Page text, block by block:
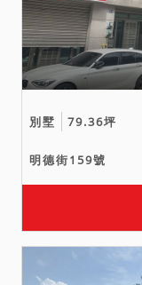
別墅 79.36坪
明德街159號